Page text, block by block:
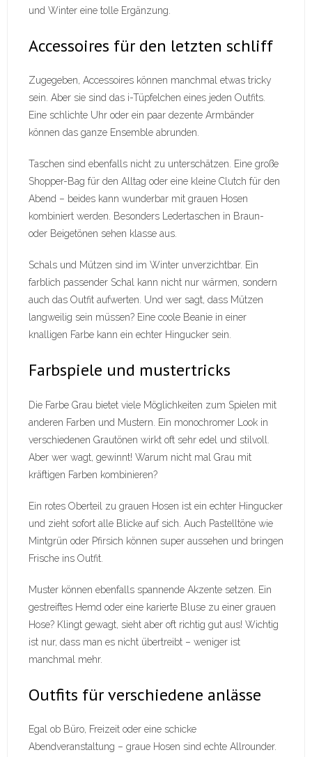
und Winter eine tolle Ergänzung.
Accessoires für den letzten schliff
Zugegeben, Accessoires können manchmal etwas tricky
sein. Aber sie sind das i-Tüpfelchen eines jeden Outfits.
Eine schlichte Uhr oder ein paar dezente Armbänder
können das ganze Ensemble abrunden.
Taschen sind ebenfalls nicht zu unterschätzen. Eine große
Shopper-Bag für den Alltag oder eine kleine Clutch für den
Abend – beides kann wunderbar mit grauen Hosen
kombiniert werden. Besonders Ledertaschen in Braun-
oder Beigetönen sehen klasse aus.
Schals und Mützen sind im Winter unverzichtbar. Ein
farblich passender Schal kann nicht nur wärmen, sondern
auch das Outfit aufwerten. Und wer sagt, dass Mützen
langweilig sein müssen? Eine coole Beanie in einer
knalligen Farbe kann ein echter Hingucker sein.
Farbspiele und mustertricks
Die Farbe Grau bietet viele Möglichkeiten zum Spielen mit
anderen Farben und Mustern. Ein monochromer Look in
verschiedenen Grautönen wirkt oft sehr edel und stilvoll.
Aber wer wagt, gewinnt! Warum nicht mal Grau mit
kräftigen Farben kombinieren?
Ein rotes Oberteil zu grauen Hosen ist ein echter Hingucker
und zieht sofort alle Blicke auf sich. Auch Pastelltöne wie
Mintgrün oder Pfirsich können super aussehen und bringen
Frische ins Outfit.
Muster können ebenfalls spannende Akzente setzen. Ein
gestreiftes Hemd oder eine karierte Bluse zu einer grauen
Hose? Klingt gewagt, sieht aber oft richtig gut aus! Wichtig
ist nur, dass man es nicht übertreibt – weniger ist
manchmal mehr.
Outfits für verschiedene anlässe
Egal ob Büro, Freizeit oder eine schicke
Abendveranstaltung – graue Hosen sind echte Allrounder.